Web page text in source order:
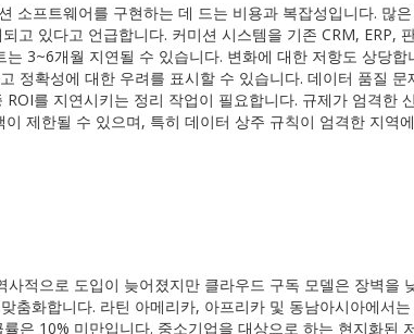
소프트웨어를 구현하는 데 드는 비용과 복잡성입니다. 많
고 있다고 언급합니다. 커미션 시스템을 기존 CRM, ERP,
3~6개월 지연될 수 있습니다. 변화에 대한 저항도 상당합
정확성에 대한 우려를 표시할 수 있습니다. 데이터 품질 문
를 지연시키는 정리 작업이 필요합니다. 규제가 엄격한
제한될 수 있으며, 특히 데이터 상주 규칙이 엄격한 지역
적으로 도입이 늦어졌지만 클라우드 구독 모델은 장벽을
춤화합니다. 라틴 아메리카, 아프리카 및 동남아시아에서
은 10% 미만입니다. 중소기업을 대상으로 하는 현지화된